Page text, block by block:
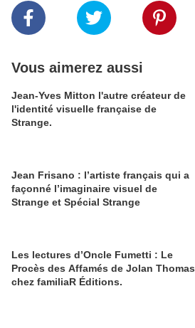
Vous aimerez aussi
Jean-Yves Mitton l'autre créateur de
l'identité visuelle française de
Strange.
Jean Frisano : l’artiste français qui a
façonné l’imaginaire visuel de
Strange et Spécial Strange
Les lectures d’Oncle Fumetti : Le
Procès des Affamés de Jolan Thomas
chez familiaR Éditions.